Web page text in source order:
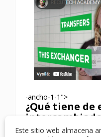
-ancho-1-1">
¿Qué tiene de
RECUTECH?
Este sitio web almacena